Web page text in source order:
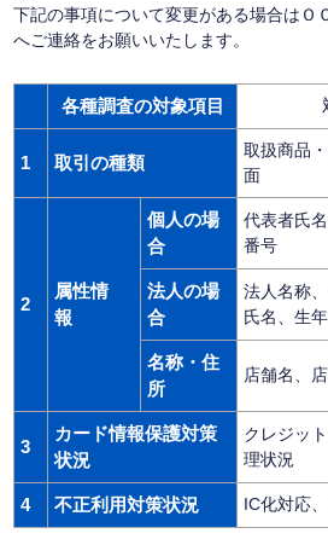
下記の事項について変更がある場合はＯ
へご連絡をお願いいたします。
各種調査の対象項目
1 取引の種類
取扱商品
面
2
属性情
報
個人の場
合
代表者氏
番号
法人の場
合
法人名称
氏名、生
名称・住
所
店舗名、
3
カード情報保護対策
状況
クレジッ
理状況
4 不正利用対策状況 IC化対応